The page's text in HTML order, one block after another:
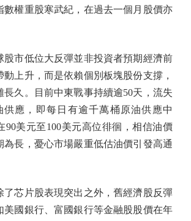
數權重股寒武紀，在過去一個月股價亦
市低位大反彈並非投資者預期經濟前
上升，而是依賴個別板塊股份支撐，
長久。目前中東戰事持續逾50天，流失
供應，即每日有逾千萬桶原油供應中
90美元至100美元高位徘徊，相信油價
為長，憂心市場嚴重低估油價引發高通
芯片股表現突出之外，舊經濟股反彈
美國銀行、富國銀行等金融股股價在年